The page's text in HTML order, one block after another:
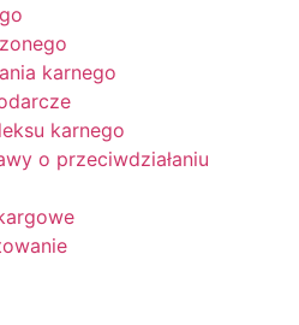
karnego
karnego
o przeciwdziałaniu